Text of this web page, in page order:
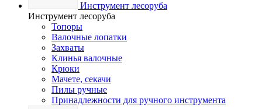
Инструмент лесоруба
Инструмент лесоруба
Топоры
Валочные лопатки
Захваты
Клинья валочные
Крюки
Мачете, секачи
Пилы ручные
Принадлежности для ручного инструмента